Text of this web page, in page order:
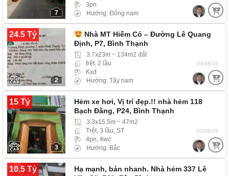
7
3pn
Hướng: Đông nam
24.5 Tỷ
2
Nhà MT Hiếm Có – Đường Lê Quang
Định, P7, Bình Thạnh
3.7x23m ~ 134m2 đất
trệt, 2 lầu
Kxđ
Hướng: Tây nam
03/08/26
15 Tỷ
3
Hẻm xe hơi, Vị trí đẹp.!! nhà hẻm 118
Bạch Đằng, P24, Bình Thạnh
3.3x15.5m ~ 47m2
Trệt, 3 lầu, ST
4pn, 4wc
Hướng: Bắc
02/08/26
10.5 Tỷ
Hạ mạnh, bán nhanh. Nhà hẻm 337 Lê